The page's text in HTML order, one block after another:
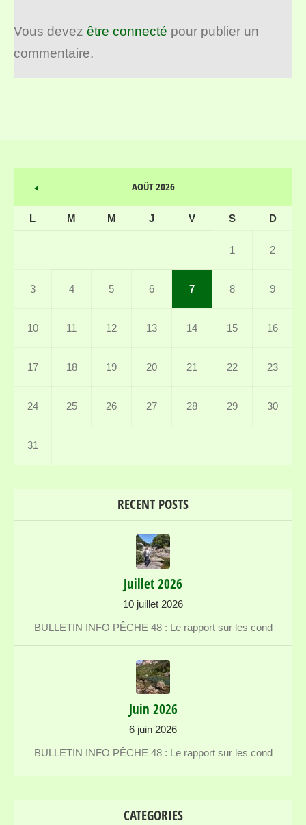
Vous devez être connecté pour publier un
commentaire.
AOÛT 2026
L M M J V S D
1 2
3 4 5 6 7 8 9
10 11 12 13 14 15 16
17 18 19 20 21 22 23
24 25 26 27 28 29 30
31
RECENT POSTS
Juillet 2026
10 juillet 2026
BULLETIN INFO PÊCHE 48 : Le rapport sur les cond
Juin 2026
6 juin 2026
BULLETIN INFO PÊCHE 48 : Le rapport sur les cond
CATEGORIES